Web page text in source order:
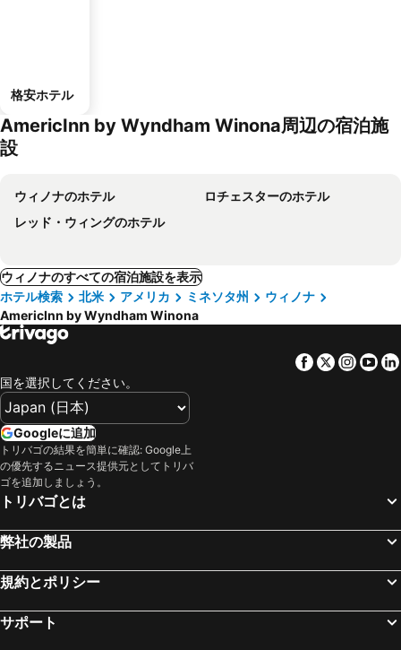
格安ホテル
AmericInn by Wyndham Winona周辺の宿泊施
設
ウィノナのホテル
ロチェスターのホテル
レッド・ウィングのホテル
ウィノナのすべての宿泊施設を表示
ホテル検索
北米 アメリカ ミネソタ州
ウィノナ
AmericInn by Wyndham Winona
Facebook
Twitter
国を選択してください。
Googleに追加
トリバゴの結果を簡単に確認: Google上
の優先するニュース提供元としてトリバ
ゴを追加しましょう。
トリバゴとは
弊社の製品
規約とポリシー
サポート